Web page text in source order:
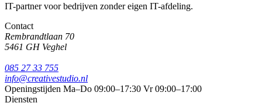
IT-partner voor bedrijven zonder eigen IT-afdeling.
Contact
Rembrandtlaan 70
5461 GH Veghel
085 27 33 755
info@creativestudio.nl
Openingstijden Ma–Do 09:00–17:30 Vr 09:00–17:00
Diensten